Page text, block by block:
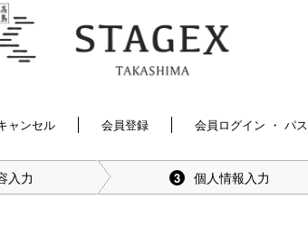
ャンセル 会員登録 会員ログイン ・ パ
入力 3 個人情報入力